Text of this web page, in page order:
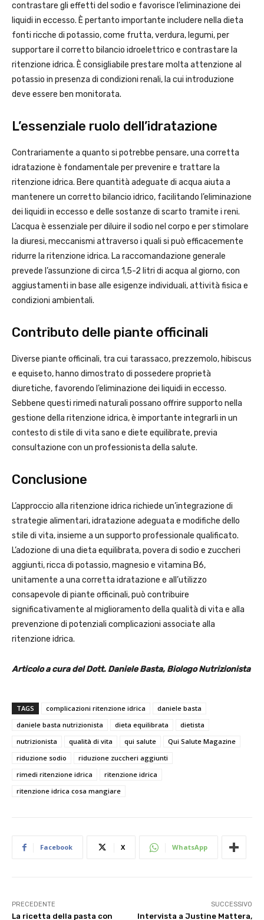
contrastare gli effetti del sodio e favorisce l’eliminazione dei
liquidi in eccesso. È pertanto importante includere nella dieta
fonti ricche di potassio, come frutta, verdura, legumi, per
supportare il corretto bilancio idroelettrico e contrastare la
ritenzione idrica. È consigliabile prestare molta attenzione al
potassio in presenza di condizioni renali, la cui introduzione
deve essere ben monitorata.
L’essenziale ruolo dell’idratazione
Contrariamente a quanto si potrebbe pensare, una corretta
idratazione è fondamentale per prevenire e trattare la
ritenzione idrica. Bere quantità adeguate di acqua aiuta a
mantenere un corretto bilancio idrico, facilitando l’eliminazione
dei liquidi in eccesso e delle sostanze di scarto tramite i reni.
L’acqua è essenziale per diluire il sodio nel corpo e per stimolare
la diuresi, meccanismi attraverso i quali si può efficacemente
ridurre la ritenzione idrica. La raccomandazione generale
prevede l’assunzione di circa 1,5-2 litri di acqua al giorno, con
aggiustamenti in base alle esigenze individuali, attività fisica e
condizioni ambientali.
Contributo delle piante officinali
Diverse piante officinali, tra cui tarassaco, prezzemolo, hibiscus
e equiseto, hanno dimostrato di possedere proprietà
diuretiche, favorendo l’eliminazione dei liquidi in eccesso.
Sebbene questi rimedi naturali possano offrire supporto nella
gestione della ritenzione idrica, è importante integrarli in un
contesto di stile di vita sano e diete equilibrate, previa
consultazione con un professionista della salute.
Conclusione
L’approccio alla ritenzione idrica richiede un’integrazione di
strategie alimentari, idratazione adeguata e modifiche dello
stile di vita, insieme a un supporto professionale qualificato.
L’adozione di una dieta equilibrata, povera di sodio e zuccheri
aggiunti, ricca di potassio, magnesio e vitamina B6,
unitamente a una corretta idratazione e all’utilizzo
consapevole di piante officinali, può contribuire
significativamente al miglioramento della qualità di vita e alla
prevenzione di potenziali complicazioni associate alla
ritenzione idrica.
Articolo a cura del Dott. Daniele Basta, Biologo Nutrizionista
TAGS complicazioni ritenzione idrica
daniele basta
daniele basta nutrizionista
dieta equilibrata
dietista
nutrizionista
qualità di vita qui salute
Qui Salute Magazine
riduzione sodio
riduzione zuccheri aggiunti
rimedi ritenzione idrica
ritenzione idrica
ritenzione idrica cosa mangiare
Facebook X WhatsApp
PRECEDENTE
La ricetta della pasta con
SUCCESSIVO
Intervista a Justine Mattera,